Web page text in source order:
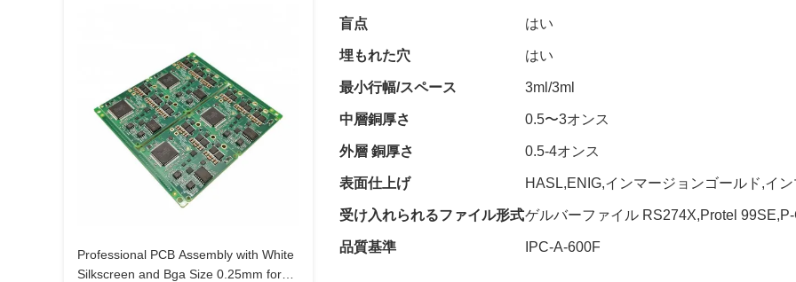
Professional PCB Assembly with White
Silkscreen and Bga Size 0.25mm for
盲点 はい
埋もれた穴 はい
最小行幅/スペース 3ml/3ml
中層銅厚さ 0.5〜3オンス
外層 銅厚さ 0.5-4オンス
表面仕上げ HASL,ENIG,インマージョンゴールド,イ
受け入れられるファイル形式ゲルバーファイル RS274X,Protel
品質基準 IPC-A-600F